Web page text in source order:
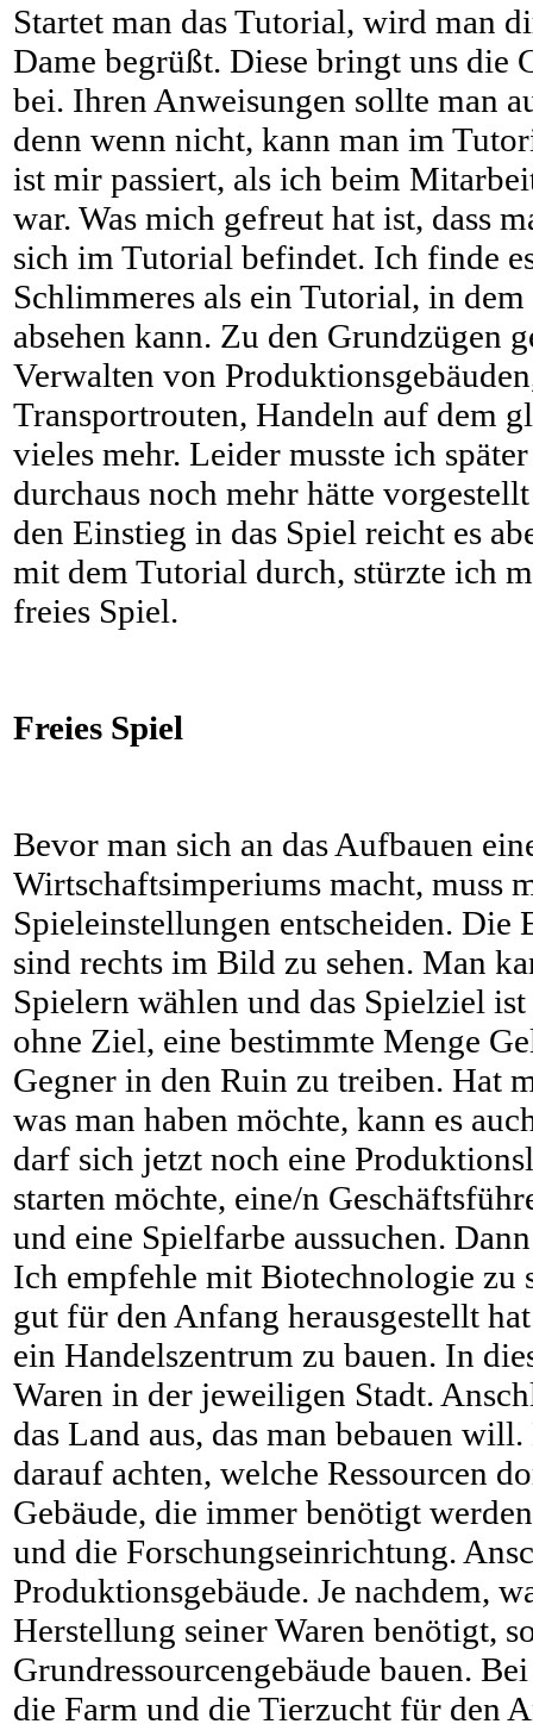
Startet man das Tutorial, wird man
Dame begrüßt. Diese bringt uns die
bei. Ihren Anweisungen sollte man
denn wenn nicht, kann man im
ist mir passiert, als ich beim
war. Was mich gefreut hat ist, dass
sich im Tutorial befindet. Ich finde
Schlimmeres als ein Tutorial, in
absehen kann. Zu den Grundzügen
Verwalten von
Transportrouten, Handeln auf dem
vieles mehr. Leider musste ich
durchaus noch mehr hätte
den Einstieg in das Spiel reicht es
mit dem Tutorial durch, stürzte ich
freies Spiel.
Freies Spiel
Bevor man sich an das Aufbauen
Wirtschaftsimperiums macht, muss
Spieleinstellungen entscheiden. Die
sind rechts im Bild zu sehen. Man
Spielern wählen und das Spielziel
ohne Ziel, eine bestimmte Menge
Gegner in den Ruin zu treiben. Hat
was man haben möchte, kann es
darf sich jetzt noch eine
starten möchte, eine/n
und eine Spielfarbe aussuchen.
Ich empfehle mit Biotechnologie zu
gut für den Anfang herausgestellt
ein Handelszentrum zu bauen. In
Waren in der jeweiligen Stadt.
das Land aus, das man bebauen
darauf achten, welche Ressourcen
Gebäude, die immer benötigt
und die Forschungseinrichtung.
Produktionsgebäude. Je nachdem,
Herstellung seiner Waren benötigt,
Grundressourcengebäude bauen.
die Farm und die Tierzucht für den